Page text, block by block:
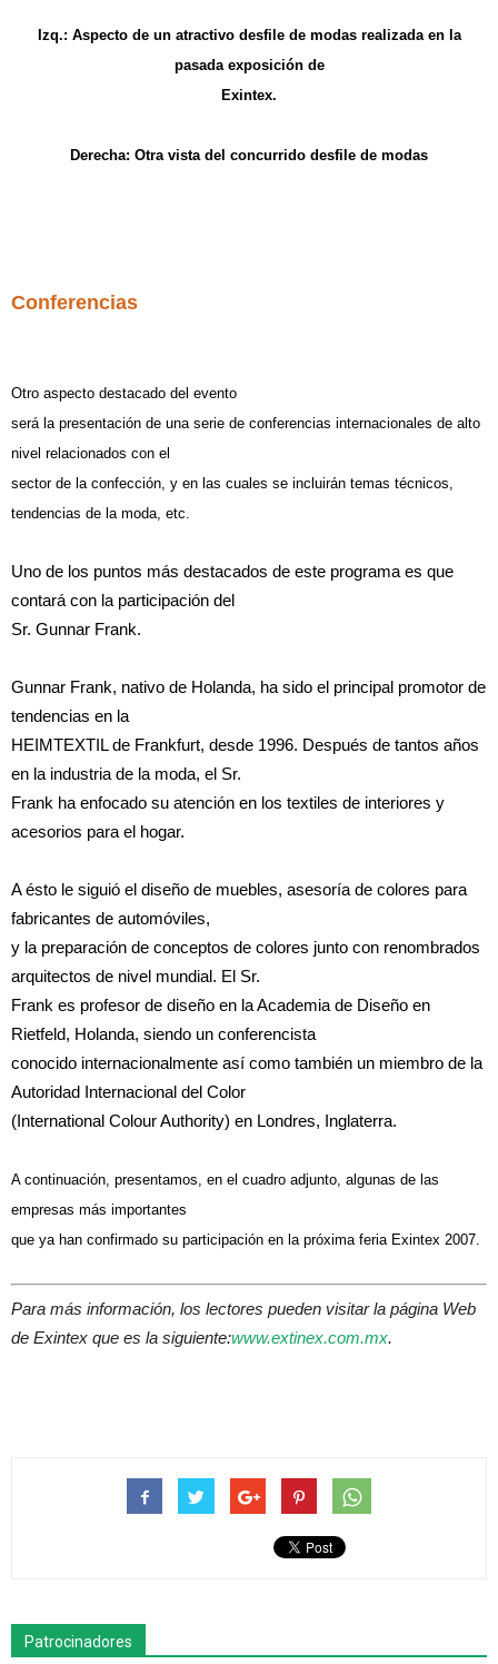
Izq.: Aspecto de un atractivo desfile de modas realizada en la
pasada exposición de
Exintex.
Derecha: Otra vista del concurrido desfile de modas
Conferencias
Otro aspecto destacado del evento
será la presentación de una serie de conferencias internacionales de alto
nivel relacionados con el
sector de la confección, y en las cuales se incluirán temas técnicos,
tendencias de la moda, etc.
Uno de los puntos más destacados de este programa es que
contará con la participación del
Sr. Gunnar Frank.
Gunnar Frank, nativo de Holanda, ha sido el principal promotor de
tendencias en la
HEIMTEXTIL de Frankfurt, desde 1996. Después de tantos años
en la industria de la moda, el Sr.
Frank ha enfocado su atención en los textiles de interiores y
acesorios para el hogar.
A ésto le siguió el diseño de muebles, asesoría de colores para
fabricantes de automóviles,
y la preparación de conceptos de colores junto con renombrados
arquitectos de nivel mundial. El Sr.
Frank es profesor de diseño en la Academia de Diseño en
Rietfeld, Holanda, siendo un conferencista
conocido internacionalmente así como también un miembro de la
Autoridad Internacional del Color
(International Colour Authority) en Londres, Inglaterra.
A continuación, presentamos, en el cuadro adjunto, algunas de las
empresas más importantes
que ya han confirmado su participación en la próxima feria Exintex 2007.
Para más información, los lectores pueden visitar la página Web
de Exintex que es la siguiente:www.extinex.com.mx.
Patrocinadores